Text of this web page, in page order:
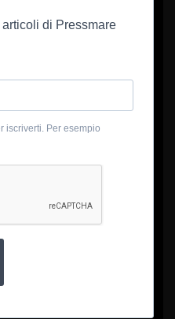
di Pressmare
iscriverti. Per esempio